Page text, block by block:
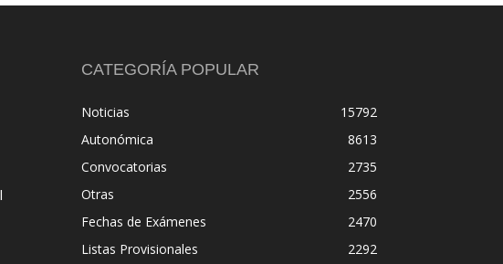
CATEGORÍA POPULAR
Noticias
15792
Autonómica
8613
Convocatorias
2735
Otras
2556
Fechas de Exámenes
2470
Listas Provisionales
2292